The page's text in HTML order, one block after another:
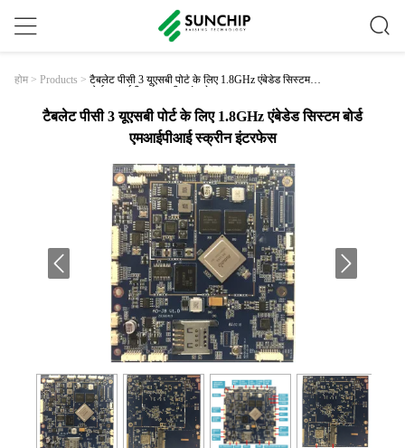
होम > Products > टैबलेट पीसी 3 यूएसबी पोर्ट के लिए 1.8GHz एंबेडेड सिस्टम
बोर्ड एमआईपीआई स्क्रीन इंटरफेस
टैबलेट पीसी 3 यूएसबी पोर्ट के लिए 1.8GHz एंबेडेड सिस्टम बोर्ड
एमआईपीआई स्क्रीन इंटरफेस